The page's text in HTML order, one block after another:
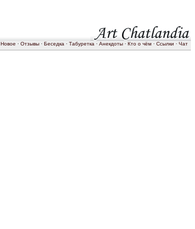
Новое · Отзывы · Беседка · Табуретка · Анекдоты · Кто о чём · Ссылки · Чат